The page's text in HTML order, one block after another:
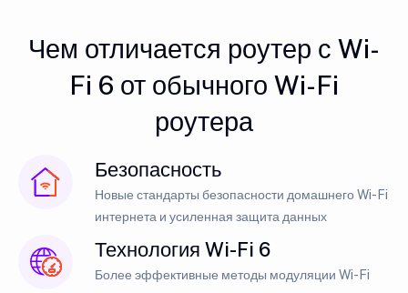
Чем отличается роутер с Wi-
Fi 6 от обычного Wi-Fi
роутера
Безопасность
Новые стандарты безопасности домашнего Wi-Fi
интернета и усиленная защита данных
Технология Wi-Fi 6
Более эффективные методы модуляции Wi-Fi